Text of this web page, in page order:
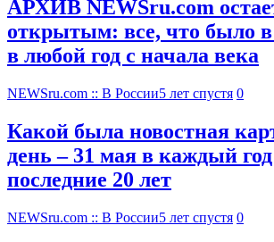
АРХИВ NEWSru.com
открытым: все, что было
в любой год с начала века
NEWSru.com :: В России5 лет спустя 0
Какой была новостная
день – 31 мая в каждый год
последние 20 лет
NEWSru.com :: В России5 лет спустя 0